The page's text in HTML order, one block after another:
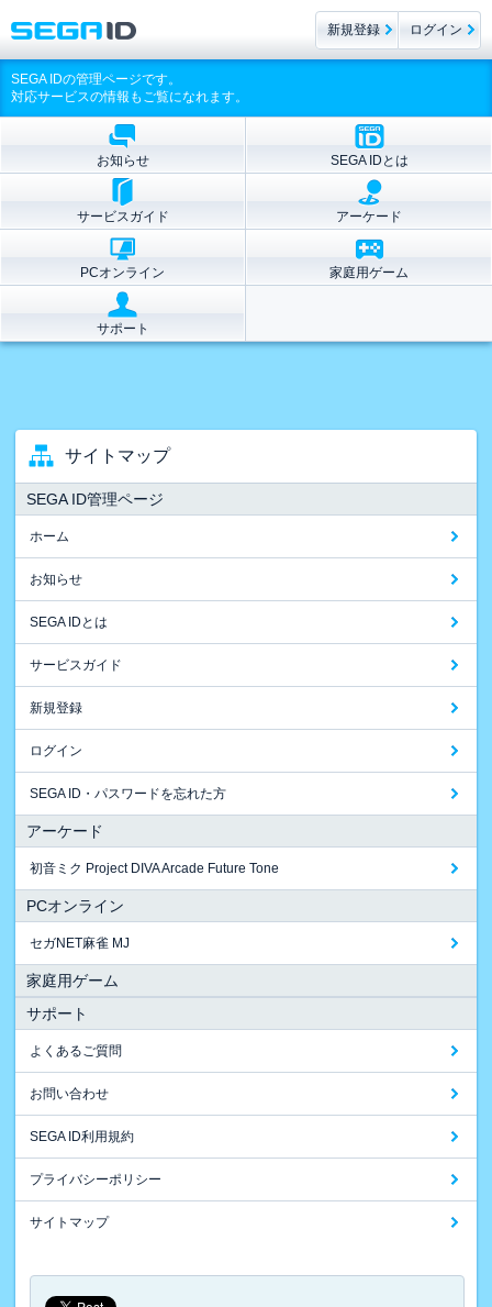
SEGA IDの管理ページです。
対応サービスの情報もご覧になれます。
お知らせ SEGA IDとは
サービスガイド アーケード
PCオンライン 家庭用ゲーム
サポート
サイトマップ
SEGA ID管理ページ
ホーム
お知らせ
SEGA IDとは
サービスガイド
新規登録
ログイン
SEGA ID・パスワードを忘れた方
アーケード
初音ミク Project DIVA Arcade Future Tone
PCオンライン
セガNET麻雀 MJ
家庭用ゲーム
サポート
よくあるご質問
お問い合わせ
SEGA ID利用規約
プライバシーポリシー
サイトマップ
新規登録 ログイン